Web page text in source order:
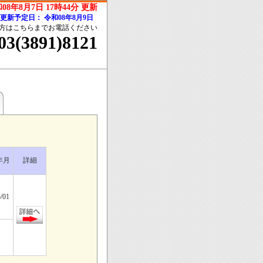
08年8月7日 17時44分 更新
新予定日： 令和08年8月9日
はこちらまでお電話ください
月 詳細
01